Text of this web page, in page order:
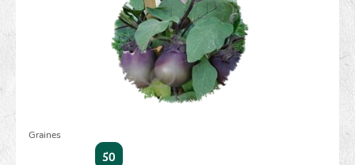
Graines
50